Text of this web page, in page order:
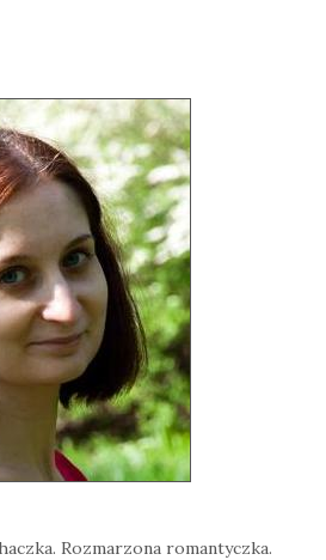
Rozmarzona romantyczka.